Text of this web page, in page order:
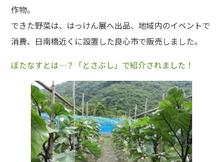
作物。
できた野菜は、はっけん展へ出品、地域内のイベントで
消費、日南橋近くに設置した良心市で販売しました。
ぼたなすとは…？「とさぶし」で紹介されました！